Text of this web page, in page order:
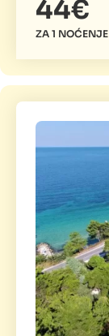
44€
ZA 1 NOĆENJE